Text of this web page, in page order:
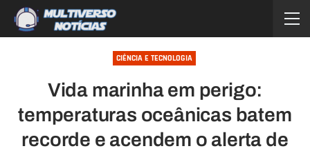
CIÊNCIA E TECNOLOGIA
Vida marinha em perigo:
temperaturas oceânicas batem
recorde e acendem o alerta de